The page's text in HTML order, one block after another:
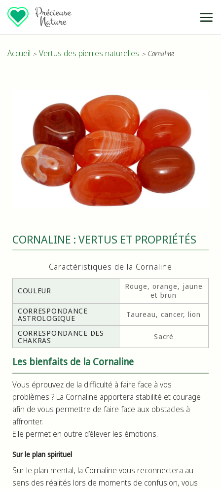
Passer
au
contenu
Accueil > Vertus des pierres naturelles > Cornaline
CORNALINE : VERTUS ET PROPRIÉTÉS
Caractéristiques de la Cornaline
COULEUR
Rouge, orange, jaune
et brun
CORRESPONDANCE
ASTROLOGIQUE
Taureau, cancer, lion
CORRESPONDANCE DES
CHAKRAS Sacré
Les bienfaits de la Cornaline
Vous éprouvez de la difficulté à faire face à vos
problèmes ? La Cornaline apportera stabilité et courage
afin de vous permettre de faire face aux obstacles à
affronter.
Elle permet en outre d’élever les émotions.
Sur le plan spirituel
Sur le plan mental, la Cornaline vous reconnectera au
sens des réalités lors de moments de confusion, vous